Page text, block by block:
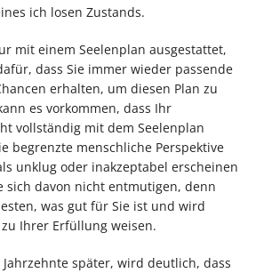
ich losen Zustands.
mit einem Seelenplan ausgestattet,
dass Sie immer wieder passende
erhalten, um diesen Plan zu
es vorkommen, dass Ihr
vollständig mit dem Seelenplan
begrenzte menschliche Perspektive
unklug oder inakzeptabel erscheinen
sich davon nicht entmutigen, denn
was gut für Sie ist und wird
Ihrer Erfüllung weisen.
später, wird deutlich, dass